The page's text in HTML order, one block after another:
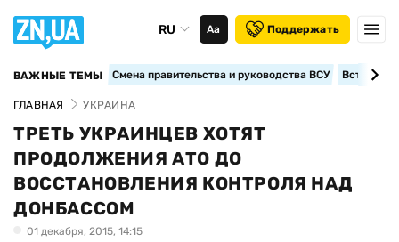
RU Аа Поддержать
ВАЖНЫЕ ТЕМЫ Смена правительства и руководства ВСУ
ГЛАВНАЯ УКРАИНА
ТРЕТЬ УКРАИНЦЕВ ХОТЯТ
ПРОДОЛЖЕНИЯ АТО ДО
ВОССТАНОВЛЕНИЯ КОНТРОЛЯ НАД
ДОНБАССОМ
01 декабря, 2015, 14:15